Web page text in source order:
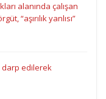
alanında çalışan
“aşırılık yanlısı”
darp edilerek